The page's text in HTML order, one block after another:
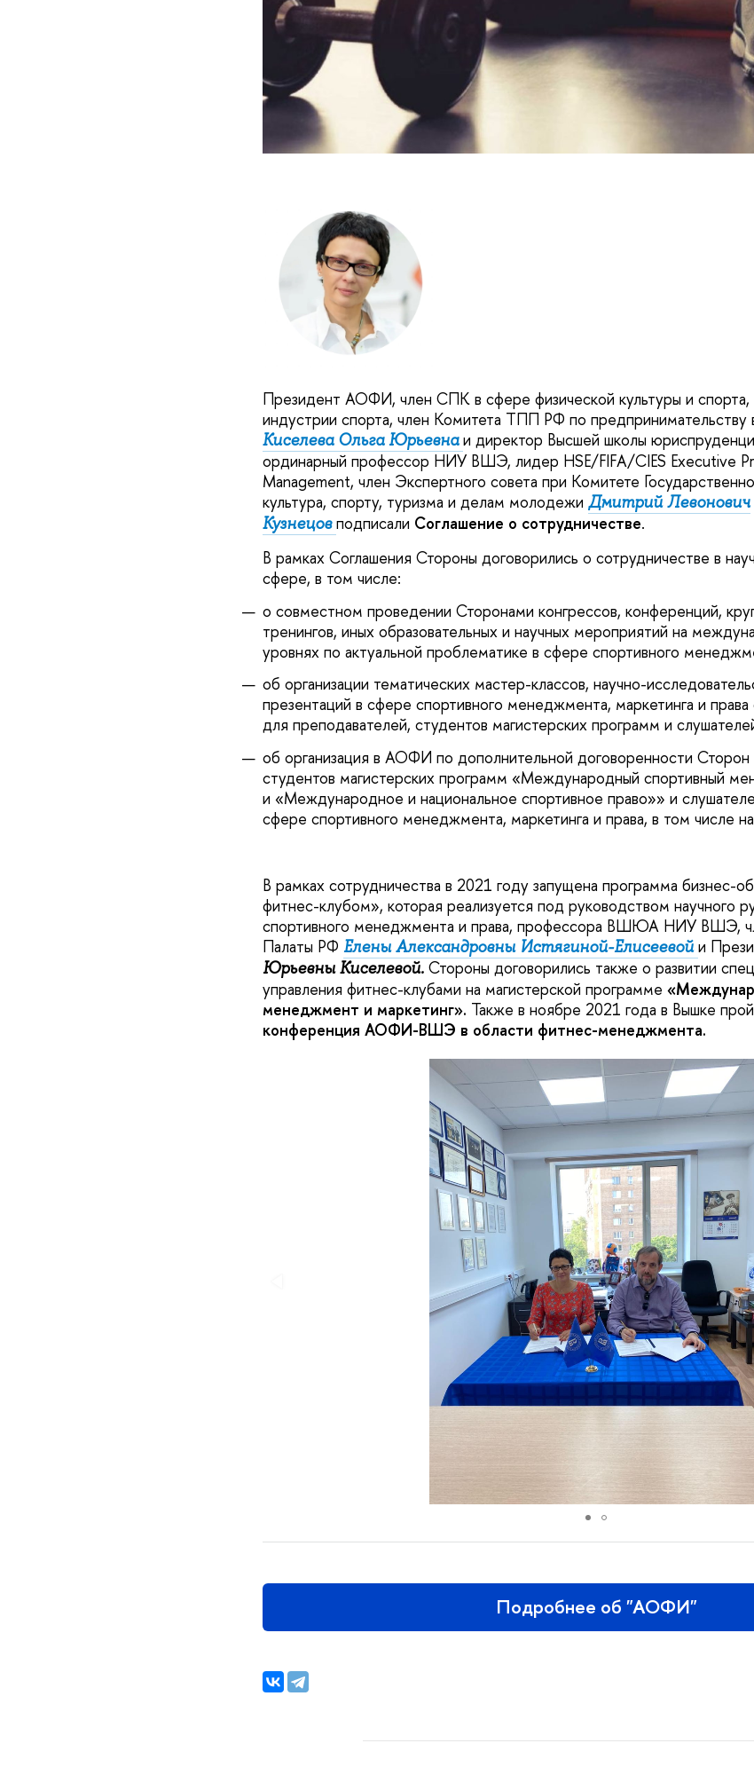
Президент АОФИ, член СПК в сфере физической культуры и
индустрии спорта, член Комитета ТПП РФ по предпринимательству
Киселева Ольга Юрьевнаи директор Высшей школы
ординарный профессор НИУ ВШЭ, лидер HSE/FIFA/CIES Executive
Management, член Экспертного совета при Комитете
культура, спорту, туризма и делам молодежи Дмитрий Левонович
Кузнецов подписали Соглашение о сотрудничестве.
В рамках Соглашения Стороны договорились о сотрудничестве в
сфере, в том числе:
о совместном проведении Сторонами конгрессов, конференций,
тренингов, иных образовательных и научных мероприятий на
уровнях по актуальной проблематике в сфере спортивного
об организации тематических мастер-классов, научно-
презентаций в сфере спортивного менеджмента, маркетинга и
для преподавателей, студентов магистерских программ и
об организация в АОФИ по дополнительной договоренности Сторон
студентов магистерских программ «Международный спортивный
и «Международное и национальное спортивное право»» и
сфере спортивного менеджмента, маркетинга и права, в том числе
В рамках сотрудничества в 2021 году запущена программа бизнес-
фитнес-клубом», которая реализуется под руководством научного
спортивного менеджмента и права, профессора ВШЮА НИУ ВШЭ,
Палаты РФ Елены Александровны Истягиной-Елисеевой и
Юрьевны Киселевой. Стороны договорились также о развитии
управления фитнес-клубами на магистерской программе
менеджмент и маркетинг». Также в ноябре 2021 года в Вышке
конференция АОФИ-ВШЭ в области фитнес-менеджмента.
Подробнее об "АОФИ"